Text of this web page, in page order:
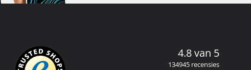
4.8 van 5
134945 recensies